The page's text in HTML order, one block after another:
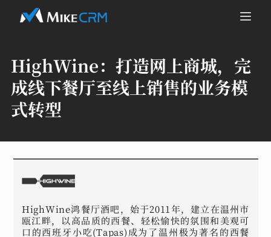
HighWine： 打造网上商城，完
成线下餐厅至线上销售的业务模
式转型
HighWine鸿餐厅酒吧，始于2011年，建立在温州市
瓯江畔，以高品质的西餐、轻松愉快的氛围和美观可
口的西班牙小吃(Tapas)成为了温州极为著名的西餐